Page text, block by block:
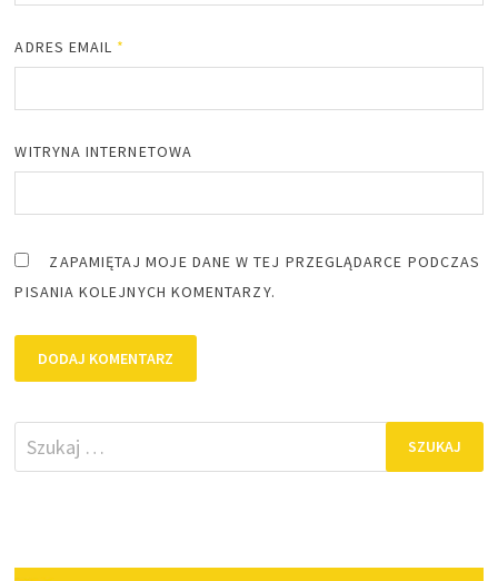
ADRES EMAIL *
WITRYNA INTERNETOWA
ZAPAMIĘTAJ MOJE DANE W TEJ PRZEGLĄDARCE PODCZAS
PISANIA KOLEJNYCH KOMENTARZY.
Szukaj: